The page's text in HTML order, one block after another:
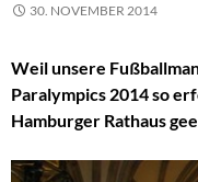
30. NOVEMBER 2014
Weil unsere
Paralympics 2014 so
Hamburger Rathaus